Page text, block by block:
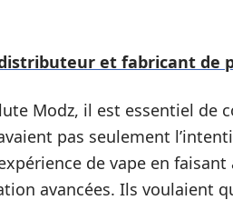
et fabricant de
Modz, il est essentiel de
pas seulement
de vape en
avancées. Ils voulaient